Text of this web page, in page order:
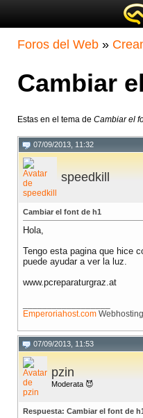
Foros del Web »
Cambiar
Estas en el tema de Cambiar el
07/09/2013, 11:32
speedkill
Cambiar el font de h1
Hola,
Tengo esta pagina que hice
puede ayudar a ver la luz.
www.pcreparaturgraz.at
Emperoriahost.com
07/09/2013, 11:53
pzin
Moderata 😈
Respuesta: Cambiar el font de h1